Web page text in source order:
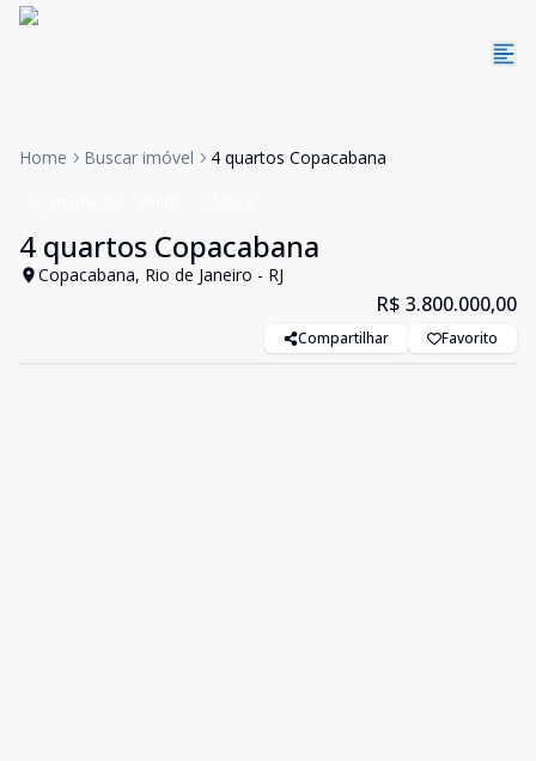
Home Buscar imóvel 4 quartos Copacabana
4 quartos Copacabana
Copacabana, Rio de Janeiro - RJ
R$ 3.800.000,00
Compartilhar Favorito